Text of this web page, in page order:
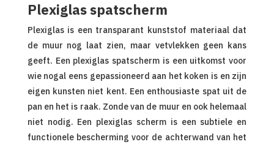
Plexiglas spatscherm
Plexiglas is een transparant kunststof materiaal dat
de muur nog laat zien, maar vetvlekken geen kans
geeft. Een plexiglas spatscherm is een uitkomst voor
wie nogal eens gepassioneerd aan het koken is en zijn
eigen kunsten niet kent. Een enthousiaste spat uit de
pan en het is raak. Zonde van de muur en ook helemaal
niet nodig. Een plexiglas scherm is een subtiele en
functionele bescherming voor de achterwand van het